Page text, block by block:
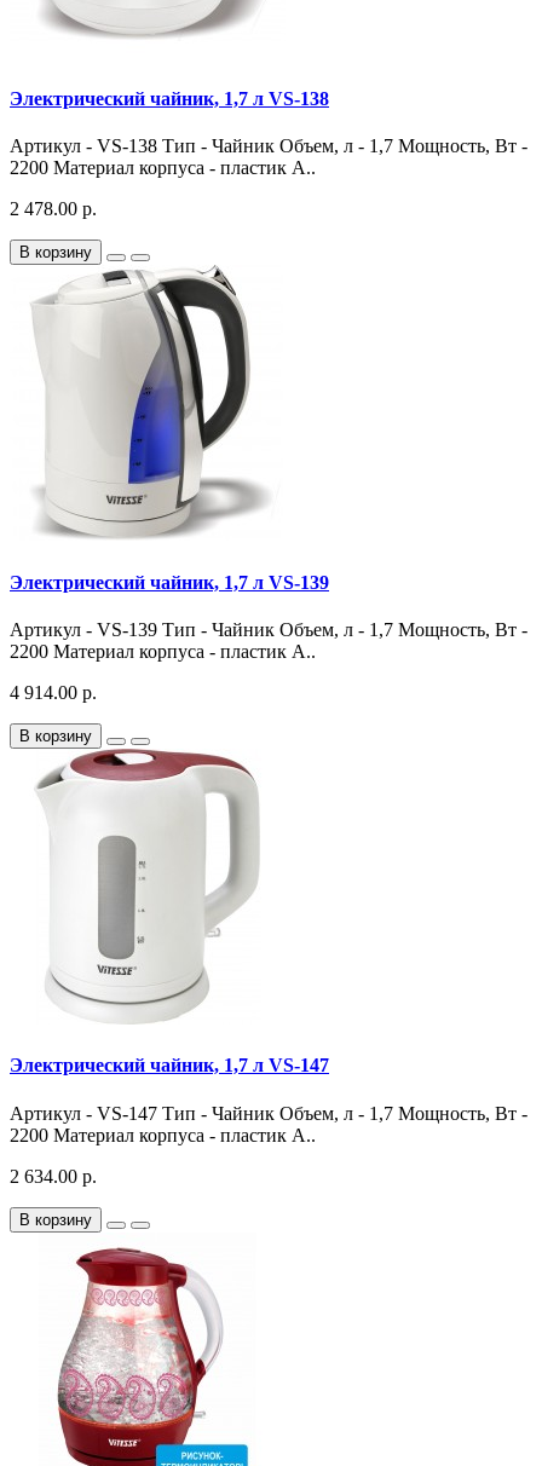
Электрический чайник, 1,7 л VS-138
Артикул - VS-138 Тип - Чайник Объем, л - 1,7 Мощность, Вт -
2200 Материал корпуса - пластик А..
2 478.00 р.
В корзину
Электрический чайник, 1,7 л VS-139
Артикул - VS-139 Тип - Чайник Объем, л - 1,7 Мощность, Вт -
2200 Материал корпуса - пластик А..
4 914.00 р.
В корзину
Электрический чайник, 1,7 л VS-147
Артикул - VS-147 Тип - Чайник Объем, л - 1,7 Мощность, Вт -
2200 Материал корпуса - пластик А..
2 634.00 р.
В корзину